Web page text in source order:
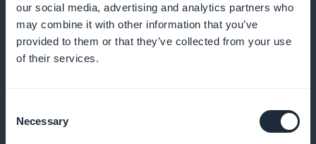
our social media, advertising and analytics partners who
may combine it with other information that you’ve
provided to them or that they’ve collected from your use
of their services.
Selection
Necessary
Tarjoa houkuttelevia alennuksia
Tarjoa eksklusiivisia alennuksia ostosten